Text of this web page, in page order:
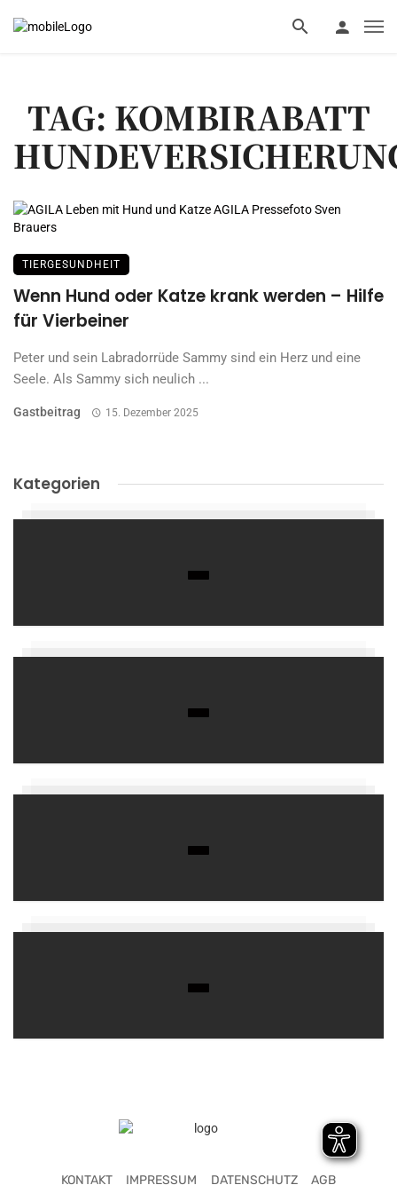
TAG: KOMBIRABATT
TIERGESUNDHEIT
Wenn Hund oder Katze krank werden – Hilfe
für Vierbeiner
Peter und sein Labradorrüde Sammy sind ein Herz und eine
Seele. Als Sammy sich neulich ...
Gastbeitrag 15. Dezember 2025
Kategorien
KONTAKT IMPRESSUM DATENSCHUTZ AGB